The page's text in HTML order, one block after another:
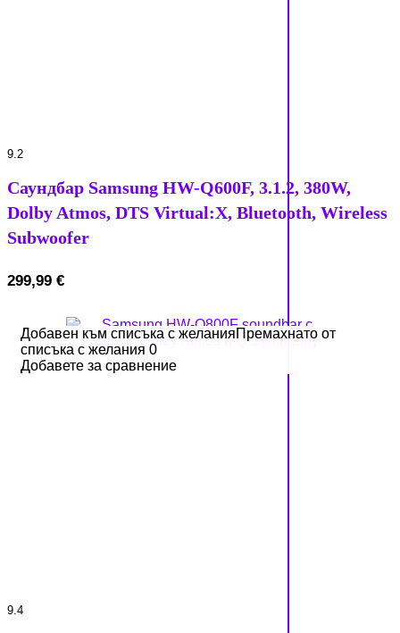
9.2
Саундбар Samsung HW-Q600F, 3.1.2, 380W,
Dolby Atmos, DTS Virtual:X, Bluetooth, Wireless
Subwoofer
299,99 €
Добавен към списъка с желанияПремахнато от
списъка с желания 0
Добавете за сравнение
9.4
Добавен към списъка с желанияПремахнато от
списъка с желания 0
Добавете за сравнение